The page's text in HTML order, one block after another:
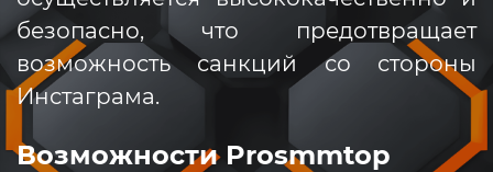
безопасно, что предотвращает
возможность санкций со стороны
Инстаграма.
Возможности Prosmmtop